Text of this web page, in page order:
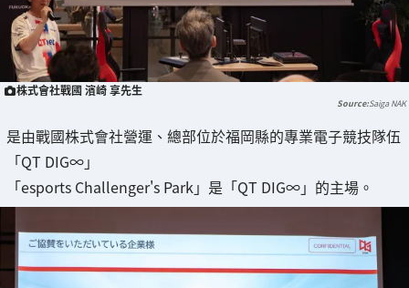
株式會社戰國 濱崎 享先生
Saiga NAK
是由戰國株式會社營運、總部位於福岡縣的專業電子競技隊伍
「QT DIG∞」
「esports Challenger's Park」是「QT DIG∞」的主場。